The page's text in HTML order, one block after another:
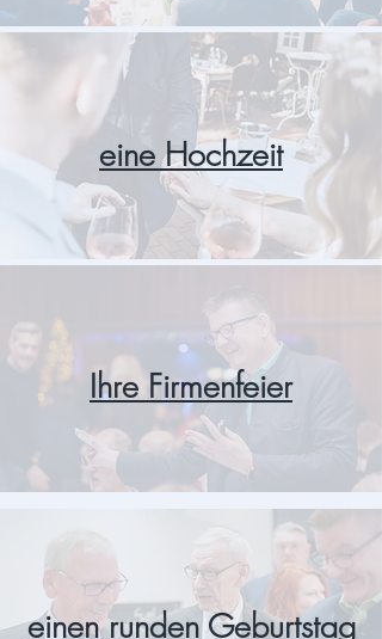
eine Hochzeit
Ihre Firmenfeier
einen runden Geburtstag